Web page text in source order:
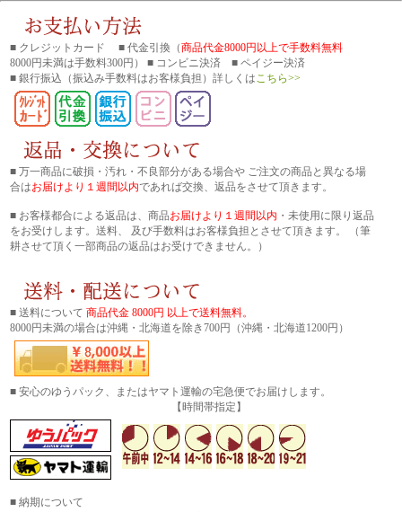
■ クレジットカード ■ 代金引換（商品代金8000円以上で手数料無料
8000円未満は手数料300円） ■ コンビニ決済 ■ ペイジー決済
■ 銀行振込 （振込み手数料はお客様負担）詳しくは こちら>>
■ 万一商品に破損・汚れ・不良部分がある場合や ご注文の商品と異なる場
合はお届けより１週間以内であれば交換、返品をさせて頂きます。
■ お客様都合による返品は、商品お届けより１週間以内 ・未使用に限り返品
をお受けします。送料、 及び手数料はお客様負担とさせて頂きます。 （筆
耕させて頂く一部商品の返品はお受けできません。）
■ 送料について 商品代金 8000円 以上で送料無料。
8000円未満の場合は沖縄・北海道を除き700円（沖縄・北海道1200円）
■ 安心のゆうパック、またはヤマト運輸の宅急便でお届けします。
【時間帯指定】
■ 納期について